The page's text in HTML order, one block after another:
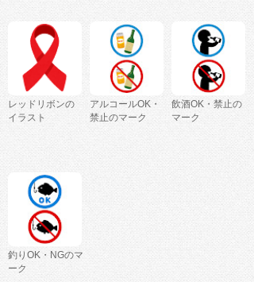
レッドリボンの
イラスト
アルコールOK・
禁止のマーク
飲酒OK・禁止の
マーク
釣りOK・NGのマ
ーク